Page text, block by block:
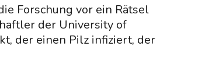
Forschung vor ein Rätsel
der University of
der einen Pilz infiziert, der